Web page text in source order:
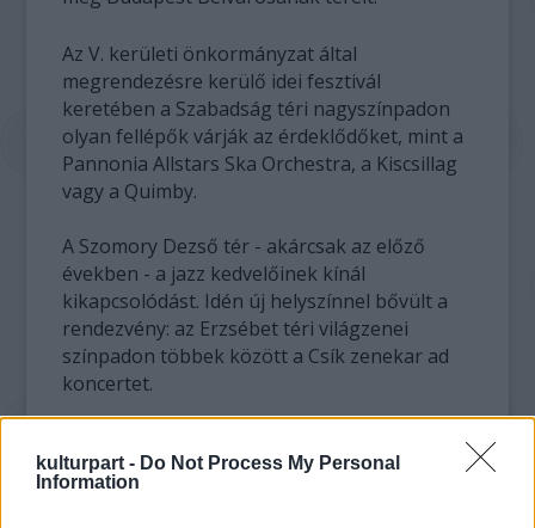
kulturpart - Do Not Process My Personal
Information
Az V. kerületi önkormányzat által
megrendezésre kerülő idei fesztivál
keretében a Szabadság téri nagyszínpadon
olyan fellépők várják az érdeklődőket, mint a
Pannonia Allstars Ska Orchestra, a Kiscsillag
vagy a Quimby.
A Szomory Dezső tér - akárcsak az előző
években - a jazz kedvelőinek kínál
kikapcsolódást. Idén új helyszínnel bővült a
rendezvény: az Erzsébet téri világzenei
színpadon többek között a Csík zenekar ad
koncertet.
Korda György és Balázs Klári, Csepregi Éva és
Végvári Ádám, valamint Soltész Rezső lép fel.